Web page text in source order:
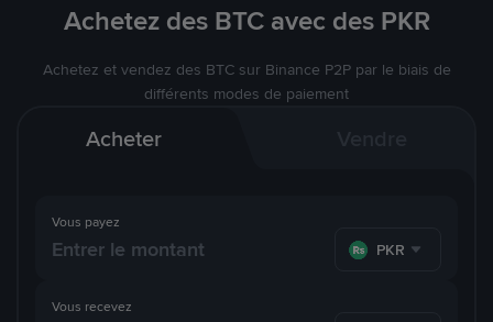
Achetez des BTC avec des PKR
Achetez et vendez des BTC sur Binance P2P par le biais de
différents modes de paiement
Acheter
Vous payez
PKR
Vous recevez